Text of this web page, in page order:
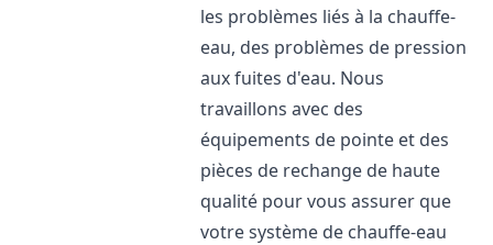
les problèmes liés à la chauffe-
eau, des problèmes de pression
aux fuites d'eau. Nous
travaillons avec des
équipements de pointe et des
pièces de rechange de haute
qualité pour vous assurer que
votre système de chauffe-eau